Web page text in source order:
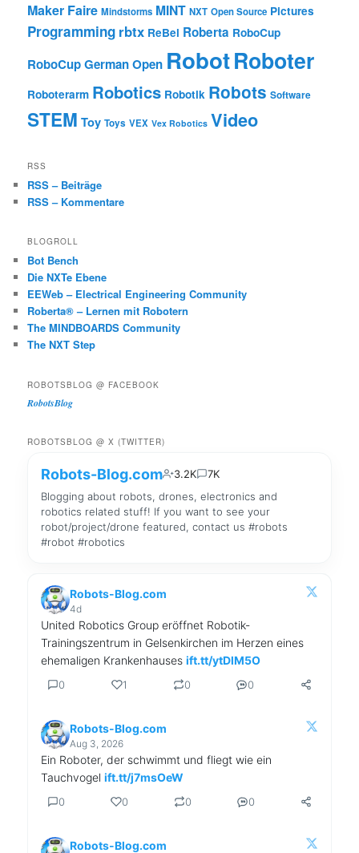
Maker Faire Mindstorms MINT NXT Open Source Pictures
Programming rbtx ReBel Roberta RoboCup
RoboCup German Open RobotRoboter
Roboterarm Robotics Robotik Robots Software
STEM Toy Toys VEX Vex Robotics Video
RSS
RSS – Beiträge
RSS – Kommentare
BLOGROLL
Bot Bench
Die NXTe Ebene
EEWeb – Electrical Engineering Community
Roberta® – Lernen mit Robotern
The MINDBOARDS Community
The NXT Step
ROBOTSBLOG @ FACEBOOK
RobotsBlog
ROBOTSBLOG @ X (TWITTER)
Robots-Blog.com 3.2K
7K
Blogging about robots, drones, electronics and
robotics related stuff! If you want to see your
robot/project/drone featured, contact us #robots
#robot #robotics
Robots-Blog.com
4d
United Robotics Group eröffnet Robotik-
Trainingszentrum in Gelsenkirchen im Herzen eines
ehemaligen Krankenhausesift.tt/ytDlM5O
0 1 0 0
Robots-Blog.com
Aug 3, 2026
Ein Roboter, der schwimmt und fliegt wie ein
Tauchvogelift.tt/j7msOeW
0 0 0 0
Robots-Blog.com